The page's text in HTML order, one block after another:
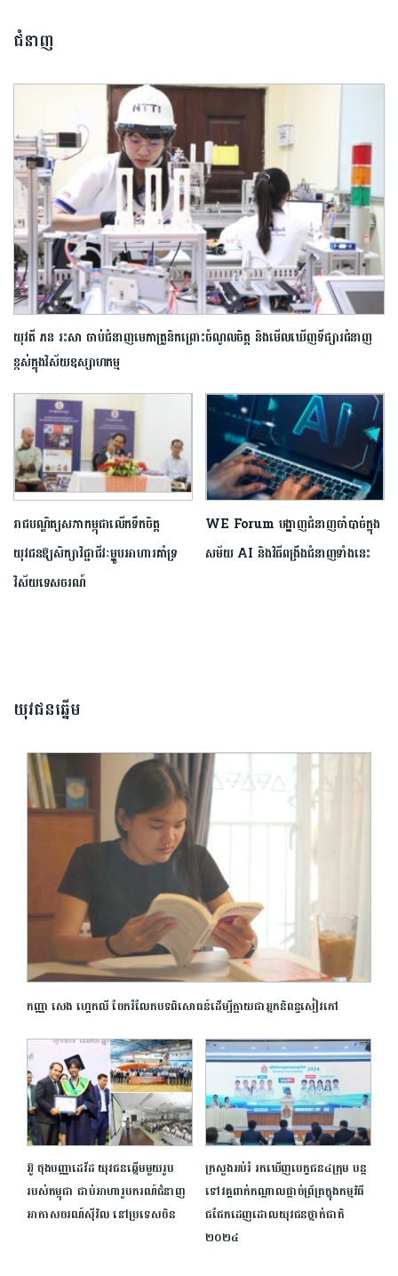
ជំនាញ
យុវតី ភន រះសា ចាប់ជំនាញមេកាត្រូនិកព្រោះចំណូលចិត្ត និងមើលឃើញទីផ្សារជំនាញ
ខ្ពស់ក្នុងវិស័យឧស្សាហកម្ម
រាជបណ្ឌិត្យសភាកម្ពុជាលើកទឹកចិត្ត
យុវជនឱ្យសិក្សាវិជ្ជាជីវៈម្ហូបអាហារគាំទ្រ
វិស័យទេសចរណ៍
WE Forum បង្ហាញជំនាញចាំបាច់ក្នុង
សម័យ AI និងវិធីពង្រឹងជំនាញទាំងនេះ
យុវជនឆ្នើម
កញ្ញា សេង ហ្គេកលី ចែករំលែកបទពិសោធន៍ដើម្បីក្លាយជាអ្នកនិពន្ធសៀវភៅ
អ៊ូ ថុងបញ្ញាដេវីដ យុវជនឆ្នើមមួយរូប
របស់កម្ពុជា ជាប់អាហារូបករណ៍ជំនាញ
អាកាសចរណ៍ស៊ីវិល នៅ​ប្រទេសចិន
ក្រសួងអប់រំ រកឃើញបេក្ខជន៤ក្រុម បន្ត
ទៅវគ្គពាក់កណ្ដាលផ្ដាច់ព្រ័ត្រក្នុងកម្មវិធី
ជជែកដេញដោលយុវជនថ្នាក់ជាតិ
២០២៤